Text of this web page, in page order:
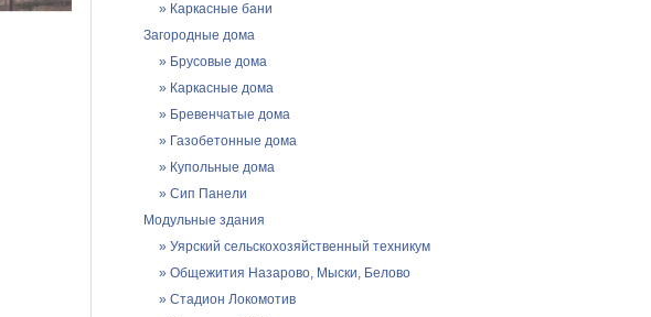
» Каркасные бани
Загородные дома
» Брусовые дома
» Каркасные дома
» Бревенчатые дома
» Газобетонные дома
» Купольные дома
» Сип Панели
Модульные здания
» Уярский сельскохозяйственный техникум
» Общежития Назарово, Мыски, Белово
» Стадион Локомотив